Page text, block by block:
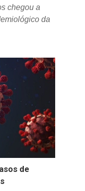
chegou a
da
de